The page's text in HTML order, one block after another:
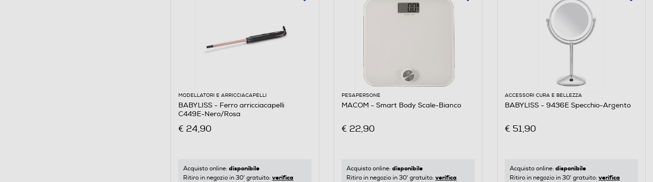
MODELLATORI E ARRICCIACAPELLI
BABYLISS - Ferro arricciacapelli
C449E-Nero/Rosa
€ 24,90
Acquisto online: disponibile
Ritiro in negozio in 30' gratuito: verifica
PESAPERSONE
MACOM - Smart Body Scale-Bianco
€ 22,90
Acquisto online: disponibile
Ritiro in negozio in 30' gratuito: verifica
ACCESSORI CURA E BELLEZZA
BABYLISS - 9436E Specchio-Argento
€ 51,90
Acquisto online: disponibile
Ritiro in negozio in 30' gratuito: verifica